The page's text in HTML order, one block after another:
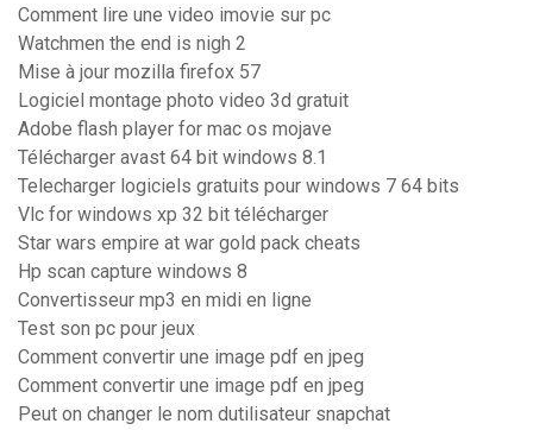
Comment lire une video imovie sur pc
Watchmen the end is nigh 2
Mise à jour mozilla firefox 57
Logiciel montage photo video 3d gratuit
Adobe flash player for mac os mojave
Télécharger avast 64 bit windows 8.1
Telecharger logiciels gratuits pour windows 7 64 bits
Vlc for windows xp 32 bit télécharger
Star wars empire at war gold pack cheats
Hp scan capture windows 8
Convertisseur mp3 en midi en ligne
Test son pc pour jeux
Comment convertir une image pdf en jpeg
Comment convertir une image pdf en jpeg
Peut on changer le nom dutilisateur snapchat